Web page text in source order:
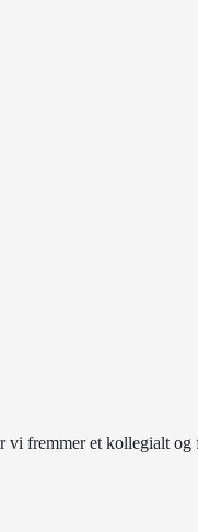
fremmer et kollegialt